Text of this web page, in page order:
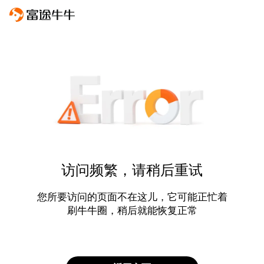
访问频繁，请稍后重试
您所要访问的页面不在这儿，它可能正忙着
刷牛牛圈，稍后就能恢复正常